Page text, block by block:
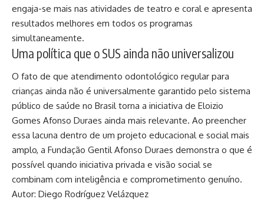
engaja-se mais nas atividades de teatro e coral e apresenta
resultados melhores em todos os programas
simultaneamente.
Uma política que o SUS ainda não universalizou
O fato de que atendimento odontológico regular para
crianças ainda não é universalmente garantido pelo sistema
público de saúde no Brasil torna a iniciativa de Eloizio
Gomes Afonso Duraes ainda mais relevante. Ao preencher
essa lacuna dentro de um projeto educacional e social mais
amplo, a Fundação Gentil Afonso Duraes demonstra o que é
possível quando iniciativa privada e visão social se
combinam com inteligência e comprometimento genuíno.
Autor: Diego Rodríguez Velázquez